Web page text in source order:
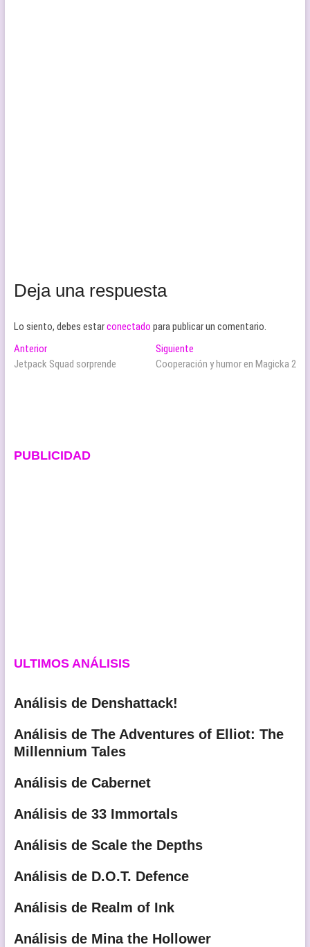
Deja una respuesta
Lo siento, debes estarconectado para publicar un comentario.
Navegación
de
AnteriorEntrada
anterior:
Jetpack Squad sorprende
Siguiente
siguiente:
Cooperación y humor en Magicka 2
PUBLICIDAD
ULTIMOS ANÁLISIS
Análisis de Denshattack!
Análisis de The Adventures of Elliot: The
Millennium Tales
Análisis de Cabernet
Análisis de 33 Immortals
Análisis de Scale the Depths
Análisis de D.O.T. Defence
Análisis de Realm of Ink
Análisis de Mina the Hollower